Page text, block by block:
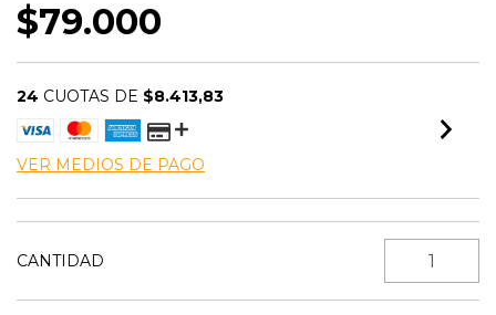
$79.000
24 CUOTAS DE $8.413,83
VER MEDIOS DE PAGO
CANTIDAD